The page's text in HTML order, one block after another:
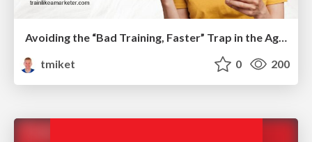
Avoiding the “Bad Training, Faster” Trap in the Age of AI
tmiket
0 200